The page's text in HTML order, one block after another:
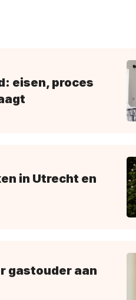
eisen, proces
in Utrecht en
gastouder aan